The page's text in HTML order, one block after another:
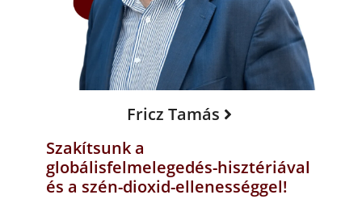
Fricz Tamás
Szakítsunk a
globálisfelmelegedés-hisztériával
és a szén-dioxid-ellenességgel!